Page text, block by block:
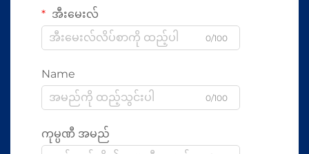
အီးမေးလ်
0/100
Name
0/100
ကုမ္ပဏီ အမည်